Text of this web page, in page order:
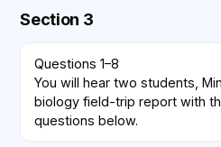
Section 3
Questions 1–8
You will hear two students,
biology field-trip report with
questions below.